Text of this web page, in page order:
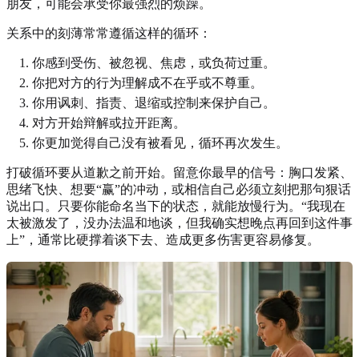
朋友，可能会承受你最强烈的烦躁。
关系中的刻薄常常遵循这样的循环：
你感到受伤、被忽视、焦虑，或负荷过重。
你把对方的行为理解成不在乎或不尊重。
你用讽刺、指责、退缩或控制来保护自己。
对方开始辩解或拉开距离。
你更加觉得自己没有被看见，循环再次发生。
打破循环要从道歉之前开始。留意你最早的信号：胸口发紧、
思绪飞快、想要“赢”的冲动，或相信自己必须立刻把那句狠话
说出口。只要你能命名当下的状态，就能放慢行为。“我现在
太被激发了，没办法温和地谈，但我确实想晚点再回到这件事
上”，通常比硬撑着谈下去、造成更多伤害更容易修复。